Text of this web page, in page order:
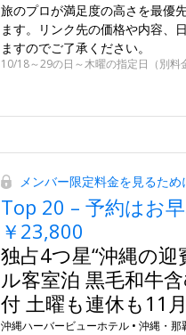
旅のプロが満足度の高さを最優
ます。リンク先の価格や内容、
ますのでご了承ください。
10/18～29の日～木曜の指定日（別料
メンバー限定料金を見るた
Top 20 – 予約はお
￥23,800
独占4つ星“沖縄の迎
ル客室泊 黒毛和牛
付 土曜も連休も11
沖縄ハーバービューホテル • 沖縄・那